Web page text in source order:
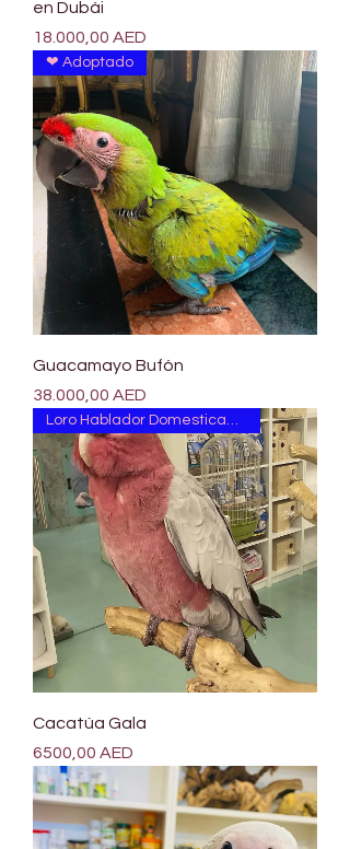
en Dubái
Precio
18.000,00 AED
❤ Adoptado
Guacamayo Bufón
Precio
38.000,00 AED
Loro Hablador Domesticado a Mano
Cacatúa Gala
Precio
6500,00 AED